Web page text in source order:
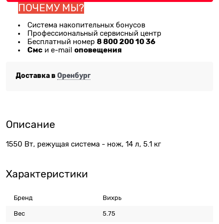
ПОЧЕМУ МЫ?
Система накопительных бонусов
Профессиональный сервисный центр
Бесплатный номер 8 800 200 10 36
Смс и e-mail оповещения
Доставка в Оренбург
Описание
1550 Вт, режущая система - нож, 14 л, 5.1 кг
Характеристики
Бренд Вихрь
Вес 5.75